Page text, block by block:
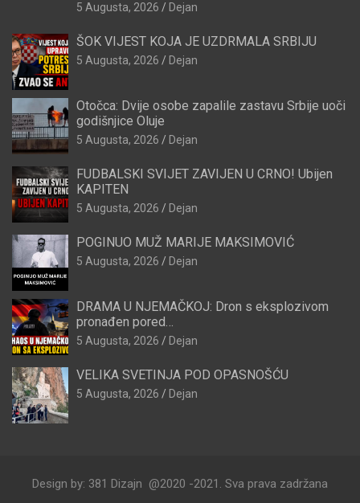
5 Augusta, 2026 Dejan
ŠOK VIJEST KOJA JE UZDRMALA SRBIJU
5 Augusta, 2026 Dejan
Otočca: Dvije osobe zapalile zastavu Srbije uoči
godišnjice Oluje
5 Augusta, 2026 Dejan
FUDBALSKI SVIJET ZAVIJEN U CRNO! Ubijen
KAPITEN
5 Augusta, 2026 Dejan
POGINUO MUŽ MARIJE MAKSIMOVIĆ
5 Augusta, 2026 Dejan
DRAMA U NJEMAČKOJ: Dron s eksplozivom
pronađen pored…
5 Augusta, 2026 Dejan
VELIKA SVETINJA POD OPASNOŠĆU
5 Augusta, 2026 Dejan
Design by: 381 Dizajn @2020 -2021. Sva prava zadržana